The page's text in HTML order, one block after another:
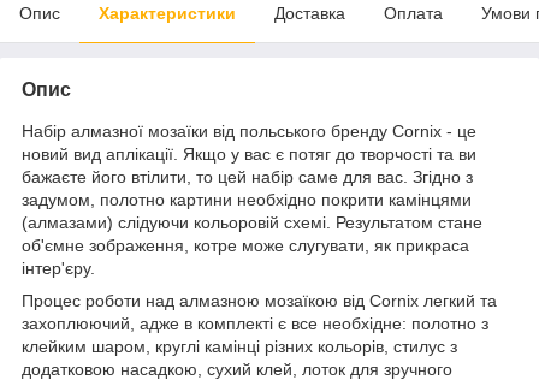
Опис Характеристики Доставка Оплата Умови
Опис
Набір алмазної мозаїки від польського бренду Cornix - це
новий вид аплікації. Якщо у вас є потяг до творчості та ви
бажаєте його втілити, то цей набір саме для вас. Згідно з
задумом, полотно картини необхідно покрити камінцями
(алмазами) слідуючи кольоровій схемі. Результатом стане
об'ємне зображення, котре може слугувати, як прикраса
інтер'єру.
Процес роботи над алмазною мозаїкою від Cornix легкий та
захоплюючий, адже в комплекті є все необхідне: полотно з
клейким шаром, круглі камінці різних кольорів, стилус з
додатковою насадкою, сухий клей, лоток для зручного